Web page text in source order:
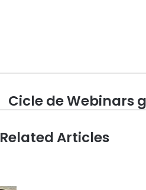
C
i
l
W
Cicle de Webinars
Related Articles